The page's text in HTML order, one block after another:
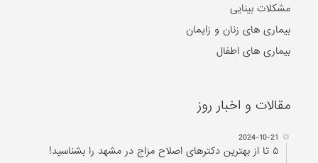
مشکلات بینایی
بیماری های زنان و زایمان
بیماری های اطفال
مقالات و اخبار روز
2024-10-21
۵ تا از بهترین دکتر‌های اصلاح مزاج در مشهد را بشناسید!